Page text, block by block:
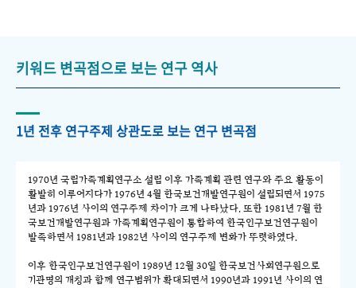
키워드 변곡점으로 보는 연구 역사
1년 전후 연구주제 상관도로 보는 연구 변곡점
1970년 국립가족계획연구소 설립 이후 가족계획 관련 연구와 주요 활동이
활발히 이루어지다가 1976년 4월 한국보건개발연구원이 설립되면서 1975
년과 1976년 사이의 연구주제 차이가 크게 나타났다. 또한 1981년 7월 한
국보건개발연구원과 가족계획연구원이 통합하여 한국인구보건연구원이
발족하면서 1981년과 1982년 사이의 연구주제 변화가 뚜렷하였다.
이후 한국인구보건연구원이 1989년 12월 30일 한국보건사회연구원으로
기관명의 개칭과 함께 연구범위가 확대되면서 1990년과 1991년 사이의 연